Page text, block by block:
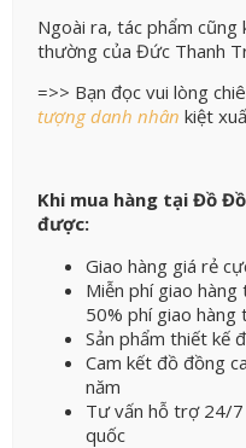
Ngoài ra, tác phẩm cũng
thường của Đức Thanh
=>> Bạn đọc vui lòng
tượng danh nhân kiệt
Khi mua hàng tại Đồ
được:
Giao hàng giá rẻ
Miễn phí giao
50% phí giao hàng
Sản phẩm thiết kế
Cam kết đồ đồng
năm
Tư vấn hỗ trợ 24/
quốc